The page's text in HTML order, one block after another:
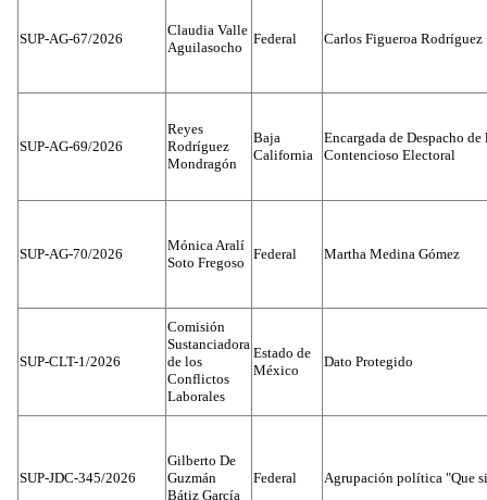
SUP-AG-67/2026
Claudia Valle
Aguilasocho
Federal Carlos Figueroa Rodríguez
SUP-AG-69/2026
Reyes
Rodríguez
Mondragón
Baja
California
Encargada de Despacho
Contencioso Electoral
SUP-AG-70/2026
Mónica Aralí
Soto Fregoso
Federal Martha Medina Gómez
SUP-CLT-1/2026
Comisión
Sustanciadora
de los
Conflictos
Laborales
Estado de
México
Dato Protegido
SUP-JDC-345/2026
Gilberto De
Guzmán
Bátiz García
Federal Agrupación política "Que